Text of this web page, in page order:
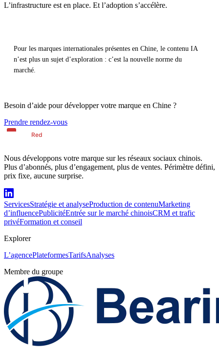
L’infrastructure est en place. Et l’adoption s’accélère.
Pour les marques internationales présentes en Chine, le contenu IA
n’est plus un sujet d’exploration : c’est la nouvelle norme du
marché.
Besoin d’aide pour développer votre marque en Chine ?
Prendre rendez-vous
Nous développons votre marque sur les réseaux sociaux chinois.
Plus d’abonnés, plus d’engagement, plus de ventes. Périmètre défini,
prix fixe, aucune surprise.
ServicesStratégie et analyseProduction de contenuMarketing
d’influencePublicitéEntrée sur le marché chinoisCRM et trafic
privéFormation et conseil
Explorer
L’agencePlateformesTarifsAnalyses
Membre du groupe